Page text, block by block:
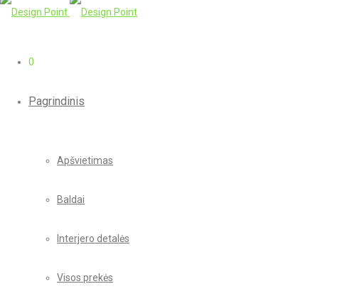
0
Pagrindinis
Apšvietimas
Baldai
Interjero detalės
Visos prekės